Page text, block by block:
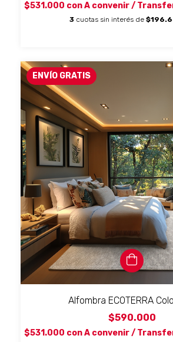
$531.000 conA convenir /
3 cuotas sin interés de
ENVÍO GRATIS
Alfombra ECOTERRA
$590.000
$531.000 conA convenir /